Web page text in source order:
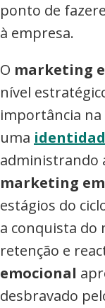
ponto de
à empresa.
O marketing
nível
importância
uma
administrando
marketing
estágios do
a conquista do
retenção e
emocional
desbravado